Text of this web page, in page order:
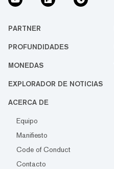
PARTNER
PROFUNDIDADES
MONEDAS
EXPLORADOR DE NOTICIAS
ACERCA DE
Equipo
Manifiesto
Code of Conduct
Contacto